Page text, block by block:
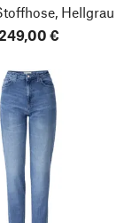
Hellgrau
€